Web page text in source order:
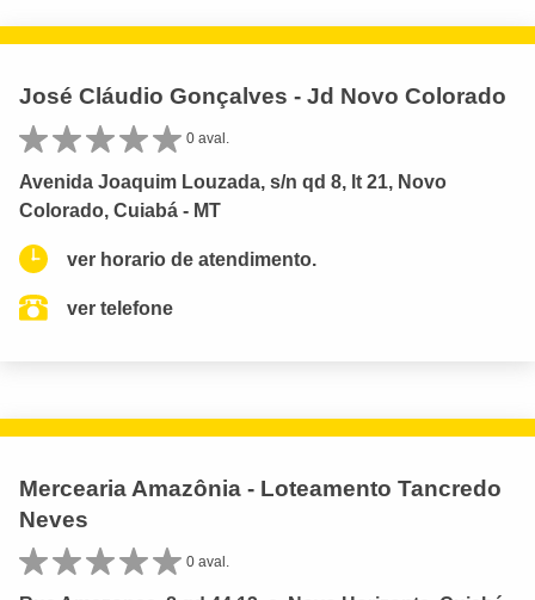
José Cláudio Gonçalves - Jd Novo Colorado
0 aval.
Avenida Joaquim Louzada, s/n qd 8, lt 21, Novo
Colorado, Cuiabá - MT
ver horario de atendimento.
ver telefone
Mercearia Amazônia - Loteamento Tancredo
Neves
0 aval.